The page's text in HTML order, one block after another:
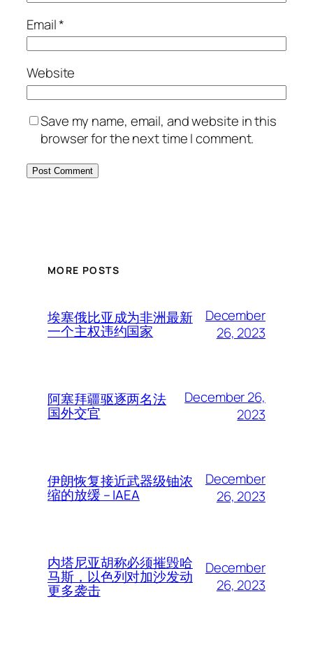
Email*
Website
Save my name, email, and website in this
browser for the next time I comment.
MORE POSTS
埃塞俄比亚成为非洲最新
一个主权违约国家
December
26, 2023
阿塞拜疆驱逐两名法
国外交官
December 26,
2023
伊朗恢复接近武器级铀浓
缩的放缓 – IAEA
December
26, 2023
内塔尼亚胡称必须摧毁哈
马斯，以色列对加沙发动
更多袭击
December
26, 2023